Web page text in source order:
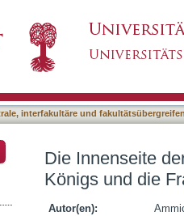
interfakultäre und
Die Innenseite
Königs und die
Autor(en):